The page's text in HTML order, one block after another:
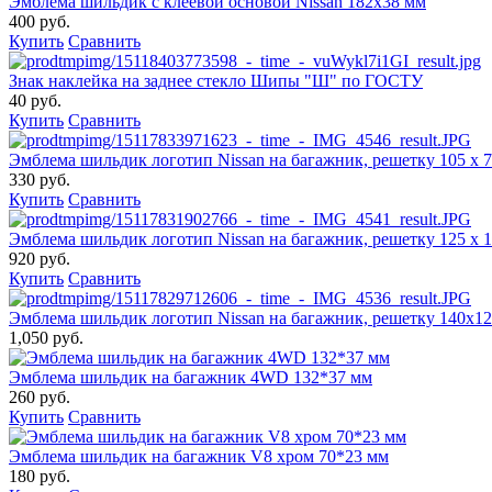
400 руб.
Купить Сравнить
Знак наклейка на заднее стекло Шипы "Ш" по ГОСТУ
40 руб.
Купить Сравнить
Эмблема шильдик логотип Nissan на багажник, решетку 105 х
330 руб.
Купить Сравнить
Эмблема шильдик логотип Nissan на багажник, решетку 125 х
920 руб.
Купить Сравнить
Эмблема шильдик логотип Nissan на багажник, решетку
1,050 руб.
Эмблема шильдик на багажник 4WD 132*37 мм
260 руб.
Купить Сравнить
Эмблема шильдик на багажник V8 хром 70*23 мм
180 руб.